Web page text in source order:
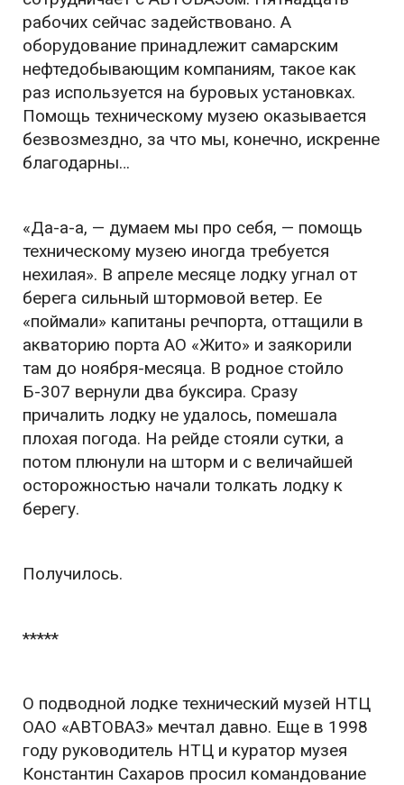
рабочих сейчас задействовано. А
оборудование принадлежит самарским
нефтедобывающим компаниям, такое как
раз используется на буровых установках.
Помощь техническому музею оказывается
безвозмездно, за что мы, конечно, искренне
благодарны…
«Да-а-а, — думаем мы про себя, — помощь
техническому музею иногда требуется
нехилая». В апреле месяце лодку угнал от
берега сильный штормовой ветер. Ее
«поймали» капитаны речпорта, оттащили в
акваторию порта АО «Жито» и заякорили
там до ноября-месяца. В родное стойло
Б-307 вернули два буксира. Сразу
причалить лодку не удалось, помешала
плохая погода. На рейде стояли сутки, а
потом плюнули на шторм и с величайшей
осторожностью начали толкать лодку к
берегу.
Получилось.
*****
О подводной лодке технический музей НТЦ
ОАО «АВТОВАЗ» мечтал давно. Еще в 1998
году руководитель НТЦ и куратор музея
Константин Сахаров просил командование